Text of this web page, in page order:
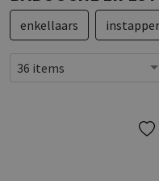
enkellaars
36 items